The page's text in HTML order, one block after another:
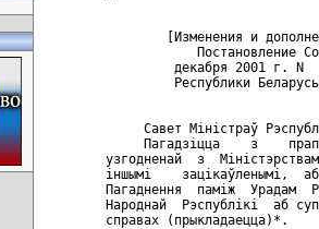
[Изменения и
Постановление
декабря 2001 г. N
Республики
Савет Мiнiстраў
Пагадзiцца    з
узгодненай  з
iншымi    зацiкаўленымi,  аб
Пагаднення  памiж  Урадам
Народнай  Рэспублiкi  аб
справах (прыкладаецца)*.